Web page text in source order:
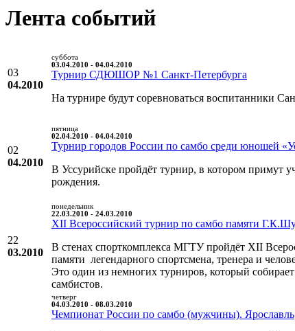
Лента событий
03
04.2010
суббота
03.04.2010 - 04.04.2010
Турнир СДЮШОР №1 Санкт-Петербурга
На турнире будут соревноваться воспитанники
02
04.2010
пятница
02.04.2010 - 04.04.2010
Турнир городов России по самбо среди юношей
В Уссурийске пройдёт турнир, в котором примут
рождения.
22
03.2010
понедельник
22.03.2010 - 24.03.2010
XII Всероссийский турнир по самбо памяти
В стенах спорткомплекса МГТУ пройдёт XII
памяти легендарного спортсмена, тренера и
Это один из немногих турниров, который
самбистов.
четверг
04.03.2010 - 08.03.2010
Чемпионат России по самбо (мужчины). Ярославль